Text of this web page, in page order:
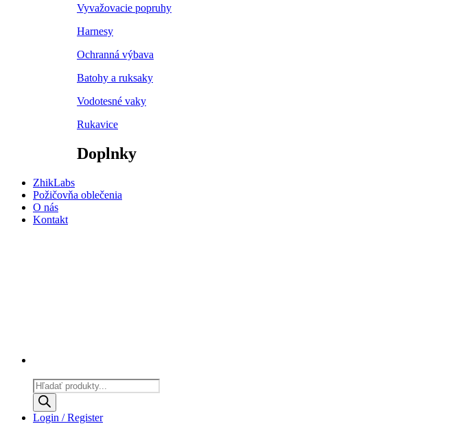
Vyvažovacie popruhy
Harnesy
Ochranná výbava
Batohy a ruksaky
Vodotesné vaky
Rukavice
Doplnky
ZhikLabs
Požičovňa oblečenia
O nás
Kontakt
Products
search
Login / Register